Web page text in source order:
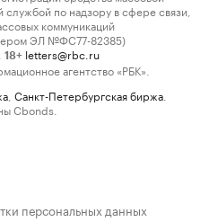
по надзору в сфере связи,
коммуникаций
ЭЛ №ФС77-82385)
18+ letters@rbc.ru
агентство «РБК».
Санкт-Петербургская биржа
Cbonds.
персональных данных